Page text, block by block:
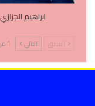
ابراهيم الجزازي
السابق التالي 1 من 138